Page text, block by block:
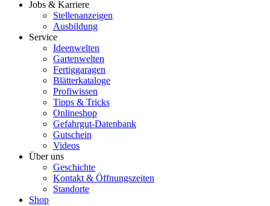
Jobs & Karriere
Stellenanzeigen
Ausbildung
Service
Ideenwelten
Gartenwelten
Fertiggaragen
Blätterkataloge
Profiwissen
Tipps & Tricks
Onlineshop
Gefahrgut-Datenbank
Gutschein
Videos
Über uns
Geschichte
Kontakt & Öffnungszeiten
Standorte
Shop